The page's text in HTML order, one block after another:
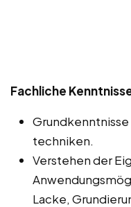
Fachliche
techniken.
Verstehen der
Lacke,